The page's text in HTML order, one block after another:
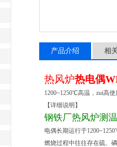
产品介绍 相
热风炉热电偶
1200~1250℃高温，zui高
【详细说明】
钢铁厂热风炉测温
电偶长期运行于
燃烧过程中往往存在硫、